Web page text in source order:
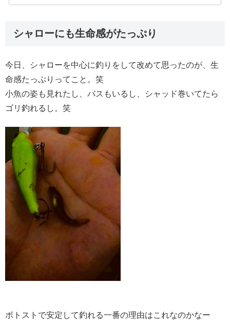
シャローにも生命感がたっぷり
今日、シャローを中心に釣りをして改めて思ったのが、生
命感たっぷりってこと。笑
小魚の姿も見れたし、バスもいるし、シャッド巻いてたら
ゴリ釣れるし。笑
ボトストで安定して釣れる一番の理由はこれなのかなー